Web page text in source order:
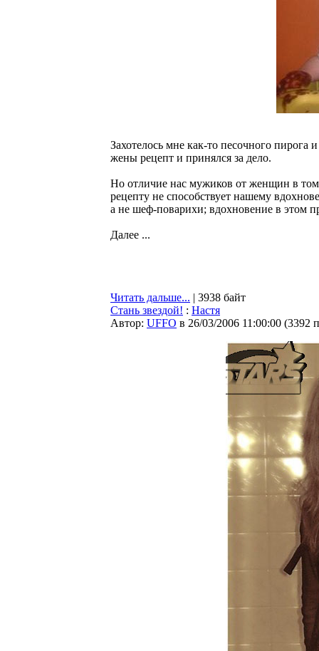
Захотелось мне как-то песочного пирога
жены рецепт и принялся за дело.
Но отличие нас мужиков от женщин в
рецепту не способствует нашему
а не шеф-поварихи; вдохновение в этом
Далее ...
Читать дальше... | 3938 байт
Стань звездой! : Настя
Автор: UFFO в 26/03/2006 11:00:00 (3392